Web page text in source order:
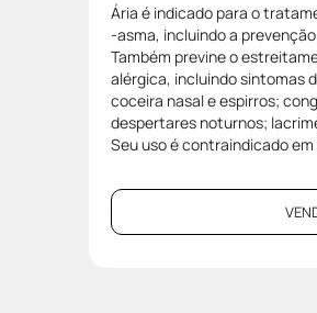
Ária é indicado para o
-asma, incluindo a
Também previne o
alérgica, incluindo sintomas
coceira nasal e espirros;
despertares noturnos;
Seu uso é contraindicado